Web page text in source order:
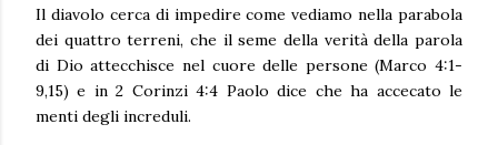
Il diavolo cerca di impedire come vediamo nella parabola
dei quattro terreni, che il seme della verità della parola
di Dio attecchisce nel cuore delle persone (Marco 4:1-
9,15) e in 2 Corinzi 4:4 Paolo dice che ha accecato le
menti degli increduli.